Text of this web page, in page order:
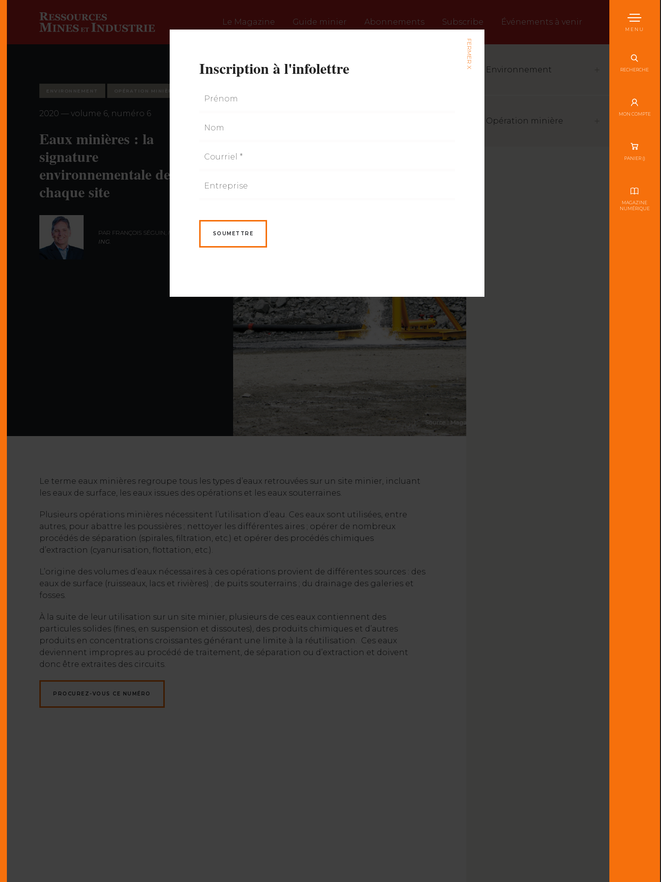
Le Magazine Guide minier Abonnements Subscribe Événements à venir
MENU
RECHERCHE
MON COMPTE
PANIER ()
MAGAZINE
NUMÉRIQUE
ENVIRONNEMENT OPÉRATION MINIÈRE
2020 — volume 6, numéro 6
Eaux minières : la
signature
environnementale de
chaque site
PAR FRANÇOIS SÉGUIN, ING., M.
ING.
Le terme eaux minières regroupe tous les types d’eaux retrouvées sur un site minier, incluant
les eaux de surface, les eaux issues des opérations et les eaux souterraines.
Plusieurs opérations minières nécessitent l’utilisation d’eau. Ces eaux sont utilisées, entre
autres, pour abattre les poussières ; nettoyer les différentes aires ; opérer de nombreux
procédés de séparation (spirales, filtration, etc.) et opérer des procédés chimiques
d’extraction (cyanurisation, flottation, etc.).
L’origine des volumes d’eaux nécessaires à ces opérations provient de différentes sources : des
eaux de surface (ruisseaux, lacs et rivières) ; de puits souterrains ; du drainage des galeries et
fosses.
À la suite de leur utilisation sur un site minier, plusieurs de ces eaux contiennent des
particules solides (fines, en suspension et dissoutes), des produits chimiques et d’autres
produits en concentrations croissantes générant une limite à la réutilisation. Ces eaux
deviennent impropres au procédé de traitement, de séparation ou d’extraction et doivent
donc être extraites des circuits.
PROCUREZ-VOUS CE NUMÉRO
Environnement
Opération minière
FERMER X
Inscription à l'infolettre
SOUMETTRE